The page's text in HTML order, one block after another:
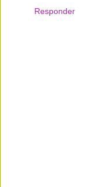
Responder